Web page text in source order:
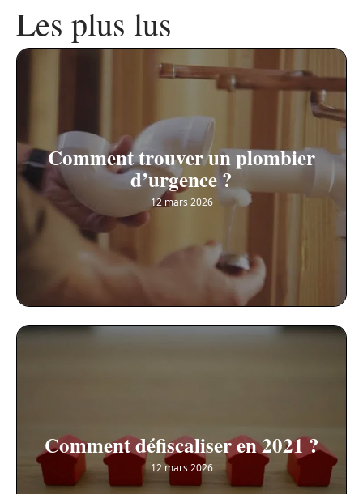
Les plus lus
Comment trouver un plombier
d’urgence ?
12 mars 2026
Comment défiscaliser en 2021 ?
12 mars 2026